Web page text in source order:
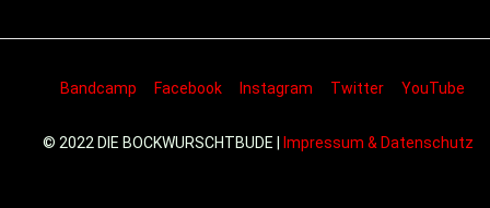
Bandcamp Facebook Instagram Twitter YouTube
© 2022 DIE BOCKWURSCHTBUDE | Impressum & Datenschutz